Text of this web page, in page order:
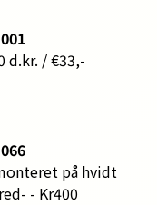
d.kr. / €33,-
på hvidt
- Kr400